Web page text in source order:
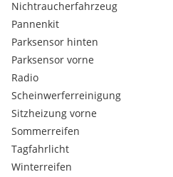
* Nichtraucherfahrzeug
* Serviceheft nicht vollständig
* Kilometerstand kann sich
noch gefahren)
Preis: € 5.900 VB
Ein zuverlässiges, sparsames
Fahrzeug mit neuem Pickerl,
Garagenfahrzeug. Besichtigung &
Terminvereinbarung möglich.
Nichtraucherfahrzeug
Pannenkit
Parksensor hinten
Parksensor vorne
Radio
Scheinwerferreinigung
Sitzheizung vorne
Sommerreifen
Tagfahrlicht
Winterreifen